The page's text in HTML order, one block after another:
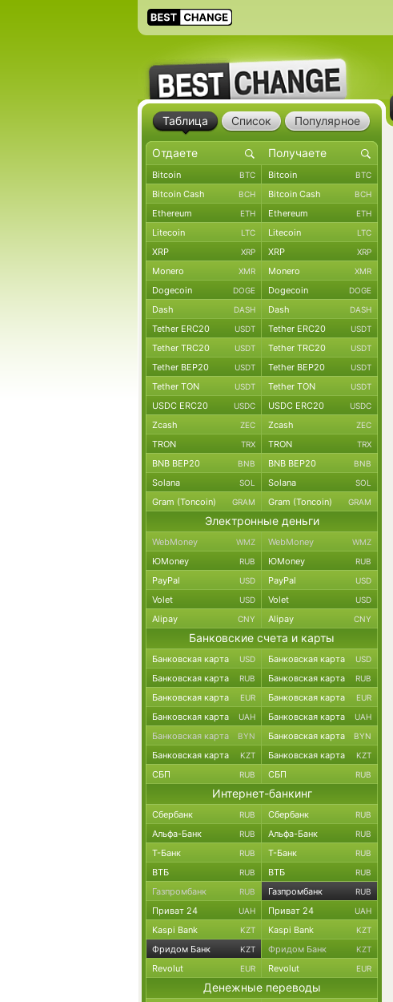
Таблица Список Популярное
Bitcoin BTC Bitcoin BTC
Bitcoin Cash BCH Bitcoin Cash BCH
Ethereum ETH Ethereum ETH
Litecoin LTC Litecoin LTC
XRP XRP XRP XRP
Monero XMR Monero XMR
Dogecoin DOGE Dogecoin DOGE
Dash DASH Dash DASH
Tether ERC20 USDT Tether ERC20 USDT
Tether TRC20 USDT Tether TRC20 USDT
Tether BEP20 USDT Tether BEP20 USDT
Tether TON USDT Tether TON USDT
USDC ERC20 USDC USDC ERC20 USDC
Zcash ZEC Zcash ZEC
TRON TRX TRON TRX
BNB BEP20 BNB BNB BEP20 BNB
Solana SOL Solana SOL
Gram (Toncoin) GRAM Gram (Toncoin) GRAM
Электронные деньги
WebMoney WMZ WebMoney WMZ
ЮMoney RUB ЮMoney RUB
PayPal USD PayPal USD
Volet USD Volet USD
Alipay CNY Alipay CNY
Банковские счета и карты
Банковская карта USD Банковская карта USD
Банковская карта RUB Банковская карта RUB
Банковская карта EUR Банковская карта EUR
Банковская карта UAH Банковская карта UAH
Банковская карта BYN Банковская карта BYN
Банковская карта KZT Банковская карта KZT
СБП RUB СБП RUB
Интернет-банкинг
Сбербанк RUB Сбербанк RUB
Альфа-Банк RUB Альфа-Банк RUB
Т-Банк RUB Т-Банк RUB
ВТБ RUB ВТБ RUB
Газпромбанк RUB Газпромбанк RUB
Приват 24 UAH Приват 24 UAH
Kaspi Bank KZT Kaspi Bank KZT
Фридом Банк KZT Фридом Банк KZT
Revolut EUR Revolut EUR
Денежные переводы